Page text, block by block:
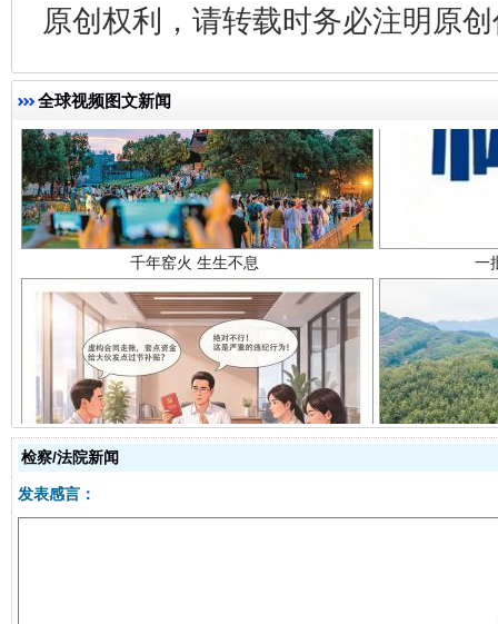
原创权利，请转载时务必注明原
全球视频图文新闻千年窑火 生生不息
揭开“小金库”的免责幌子
检察/法院新闻
发表感言：